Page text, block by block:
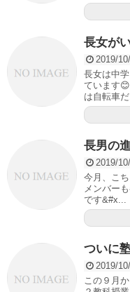
長女が
2019/
長女は中
ています
は自転車
長男の
2019/
今月、こ
メンバー
です&#x...
ついに
2019/
この９月